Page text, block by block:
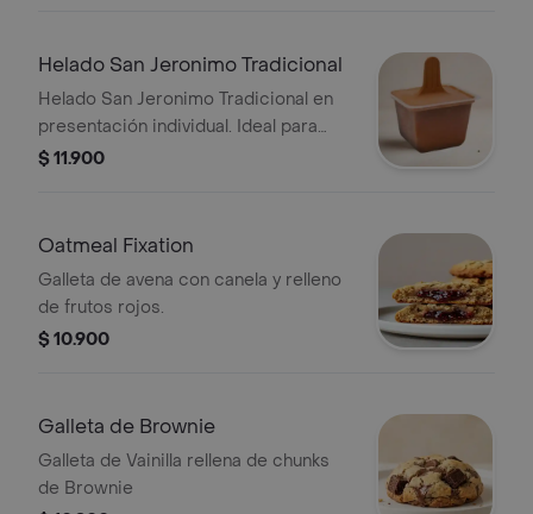
Helado San Jeronimo Tradicional
Helado San Jeronimo Tradicional en
presentación individual. Ideal para
disfrutar en cualquier momento.
$ 11.900
Oatmeal Fixation
Galleta de avena con canela y relleno
de frutos rojos.
$ 10.900
Galleta de Brownie
Galleta de Vainilla rellena de chunks
de Brownie